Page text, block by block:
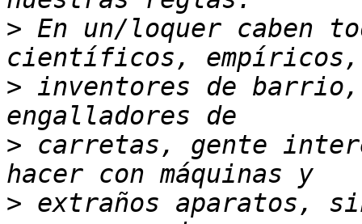
> En un/loquer caben
> inventores de
> carretas, gente
> extraños aparatos,